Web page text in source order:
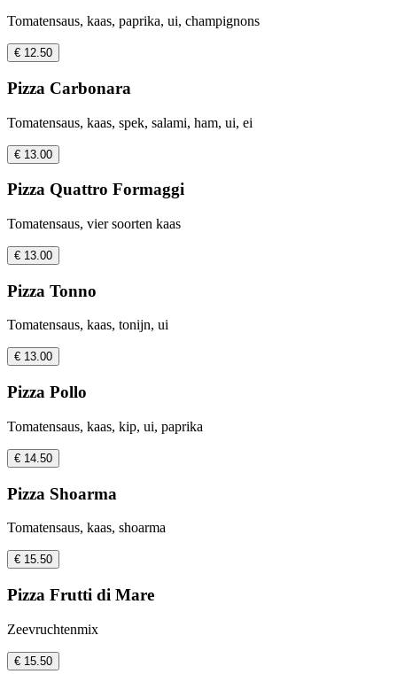
Tomatensaus, kaas, paprika, ui, champignons
€ 12.50
Pizza Carbonara
Tomatensaus, kaas, spek, salami, ham, ui, ei
€ 13.00
Pizza Quattro Formaggi
Tomatensaus, vier soorten kaas
€ 13.00
Pizza Tonno
Tomatensaus, kaas, tonijn, ui
€ 13.00
Pizza Pollo
Tomatensaus, kaas, kip, ui, paprika
€ 14.50
Pizza Shoarma
Tomatensaus, kaas, shoarma
€ 15.50
Pizza Frutti di Mare
Zeevruchtenmix
€ 15.50